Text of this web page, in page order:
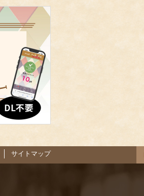
サイトマップ